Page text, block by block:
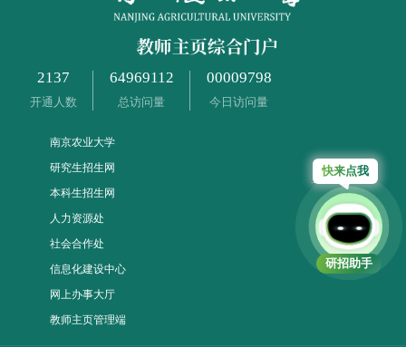
2137
开通人数
64969112
总访问量
00009798
今日访问量
南京农业大学
研究生招生网
本科生招生网
人力资源处
社会合作处
信息化建设中心
网上办事大厅
教师主页管理端
快
研招助手